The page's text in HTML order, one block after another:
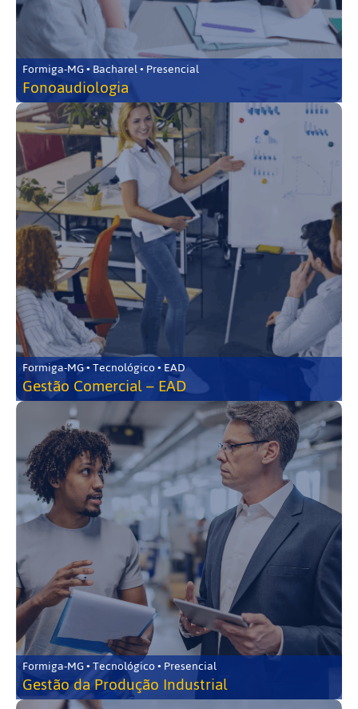
Formiga-MG • Bacharel • Presencial
Fonoaudiologia
Formiga-MG • Tecnológico • EAD
Gestão Comercial – EAD
Formiga-MG • Tecnológico • Presencial
Gestão da Produção Industrial